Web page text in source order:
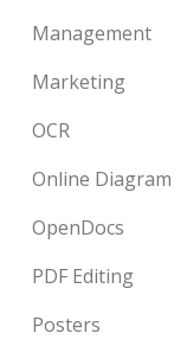
Management
Marketing
OCR
Online Diagram
OpenDocs
PDF Editing
Posters